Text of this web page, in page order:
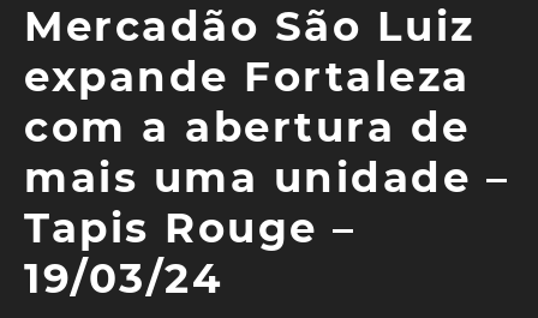
Mercadão São Luiz
expande Fortaleza
com a abertura de
mais uma unidade –
Tapis Rouge –
19/03/24